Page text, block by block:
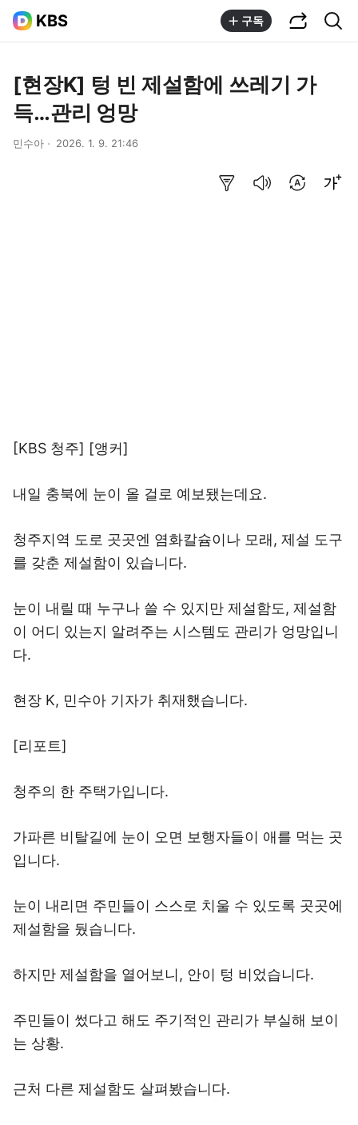
KBS 구독
[현장K] 텅 빈 제설함에 쓰레기 가
득…관리 엉망
민수아 2026. 1. 9. 21:46
[KBS 청주] [앵커]
내일 충북에 눈이 올 걸로 예보됐는데요.
청주지역 도로 곳곳엔 염화칼슘이나 모래, 제설 도구
를 갖춘 제설함이 있습니다.
눈이 내릴 때 누구나 쓸 수 있지만 제설함도, 제설함
이 어디 있는지 알려주는 시스템도 관리가 엉망입니
다.
현장 K, 민수아 기자가 취재했습니다.
[리포트]
청주의 한 주택가입니다.
가파른 비탈길에 눈이 오면 보행자들이 애를 먹는 곳
입니다.
눈이 내리면 주민들이 스스로 치울 수 있도록 곳곳에
제설함을 뒀습니다.
하지만 제설함을 열어보니, 안이 텅 비었습니다.
주민들이 썼다고 해도 주기적인 관리가 부실해 보이
는 상황.
근처 다른 제설함도 살펴봤습니다.